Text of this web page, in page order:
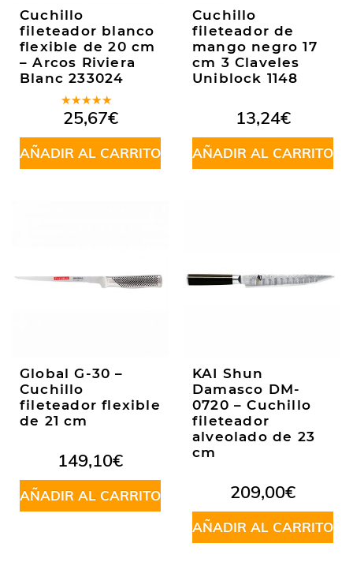
Cuchillo
fileteador blanco
flexible de 20 cm
– Arcos Riviera
Blanc 233024
Valorado
en5.00de
5
25,67€
AÑADIR AL CARRITO
Cuchillo
fileteador de
mango negro 17
cm 3 Claveles
Uniblock 1148
13,24€
AÑADIR AL CARRITO
Global G-30 –
Cuchillo
fileteador flexible
de 21 cm
149,10€
AÑADIR AL CARRITO
KAI Shun
Damasco DM-
0720 – Cuchillo
fileteador
alveolado de 23
cm
209,00€
AÑADIR AL CARRITO